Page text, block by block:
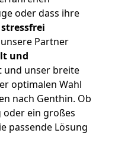
oder dass ihre
Partner
und
und unser breite
optimalen Wahl
nach Genthin. Ob
oder ein großes
passende Lösung